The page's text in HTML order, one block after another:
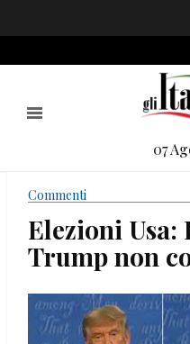
07
Commenti
Elezioni Usa:
Trump non